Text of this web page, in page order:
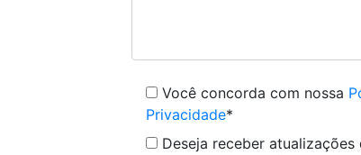
Você concorda com nossa
Privacidade*
Deseja receber atualizações